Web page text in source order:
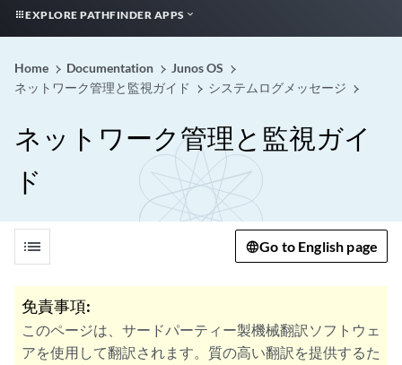
EXPLORE PATHFINDER APPS
Home Documentation
Junos OS
ネットワーク管理と監視ガイド
システムログメッセージ
ネットワーク管理と監視ガイ
ド
list Go to English page
免責事項:
このページは、サードパーティー製機械翻訳ソフトウェ
アを使用して翻訳されます。質の高い翻訳を提供するた